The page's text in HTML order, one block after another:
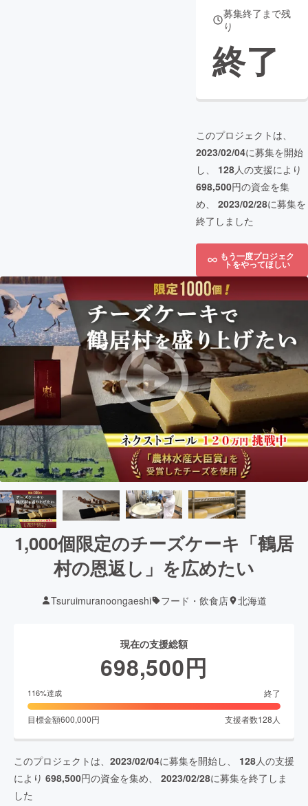
募集終了まで残
り
終了
このプロジェクトは、
2023/02/04に募集を開始
し、 128人の支援により
698,500円の資金を集
め、 2023/02/28に募集を
終了しました
もう一度プロジェク
トをやってほしい
1,000個限定のチーズケーキ「鶴居
村の恩返し」を広めたい
Tsuruimuranoongaeshi フード・飲食店 北海道
現在の支援総額
698,500円
116%達成 終了
目標金額600,000円 支援者数128 人
このプロジェクトは、 2023/02/04に募集を開始し、 128人の支援
により 698,500円の資金を集め、 2023/02/28に募集を終了しま
した